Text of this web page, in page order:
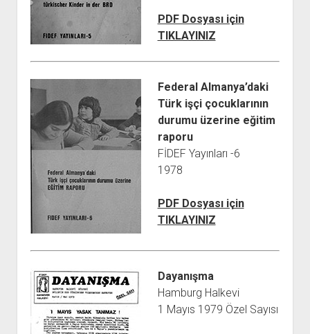
PDF Dosyası için
TIKLAYINIZ
Federal Almanya’daki
Türk işçi çocuklarının
durumu üzerine eğitim
raporu
FİDEF Yayınları -6
1978
PDF Dosyası için
TIKLAYINIZ
Dayanışma
Hamburg Halkevi
1 Mayıs 1979 Özel Sayısı